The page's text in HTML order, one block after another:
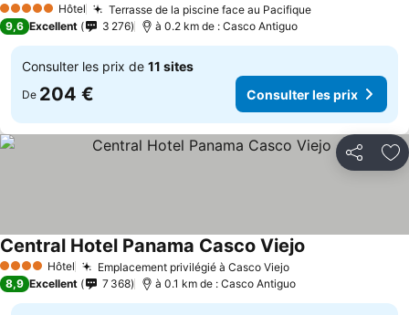
5 Étoiles Hôtel Terrasse de la piscine face au PacifiqueConsulter les
9,6 Excellent 3 276 à 0.2 km de : Casco Antiguo
Consulter les prix de 11 sites
De 204 € Consulter les prix
Partager
4 Étoiles Hôtel Emplacement privilégié à Casco ViejoConsulter les prix
Central Hotel Panama Casco Viejo
8,9 Excellent 7 368 à 0.1 km de : Casco Antiguo